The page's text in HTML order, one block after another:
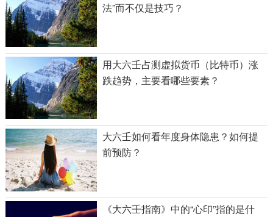
法”而不仅是技巧？
用大六壬占测虚拟货币（比特币）涨
跌趋势，主要看哪些要素？
大六壬如何看年度身体隐患？如何提
前预防？
《大六壬指南》中的“心印”指的是什